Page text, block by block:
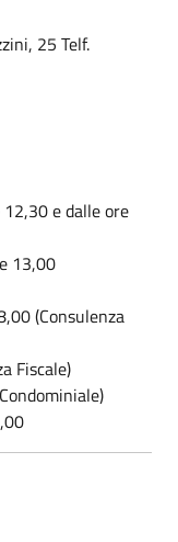
25 Telf.
e dalle ore
13,00
(Consulenza
Fiscale)